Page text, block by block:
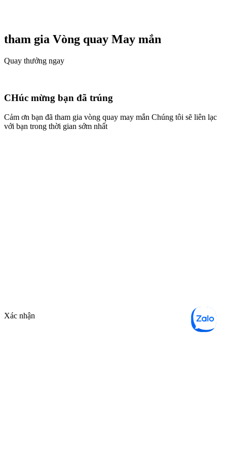
tham gia Vòng quay May mắn
Quay thưởng ngay
CHúc mừng bạn đã trúng
Cảm ơn bạn đã tham gia vòng quay may mắn Chúng tôi sẽ liên lạc
với bạn trong thời gian sớm nhất
Xác nhận